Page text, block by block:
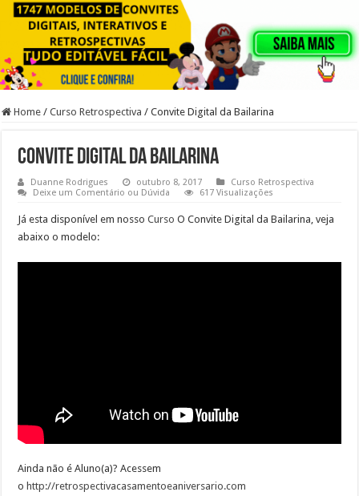
Home / Curso Retrospectiva / Convite Digital da Bailarina
Convite Digital da Bailarina
Duanne Rodrigues outubro 8, 2017
Curso Retrospectiva
Deixe um Comentário ou Dúvida
617 Visualizações
Já esta disponível em nossoCurso O Convite Digital da Bailarina, veja
abaixo o modelo:
Ainda não é Aluno(a)? Acessem
o http://retrospectivacasamentoeaniversario.com